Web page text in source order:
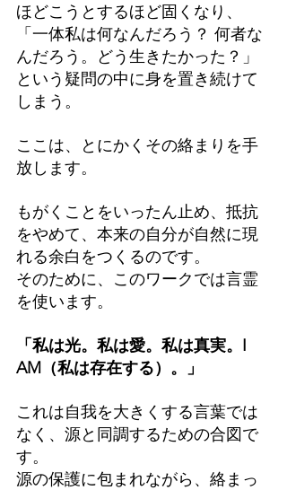
ほどこうとするほど固くなり、
「一体私は何なんだろう？ 何者な
んだろう。どう生きたかった？」
という疑問の中に身を置き続けて
しまう。
ここは、とにかくその絡まりを手
放します。
もがくことをいったん止め、抵抗
をやめて、本来の自分が自然に現
れる余白をつくるのです。
そのために、このワークでは言霊
を使います。
「私は光。私は愛。私は真実。I
AM（私は存在する）。」
これは自我を大きくする言葉では
なく、源と同調するための合図で
す。
源の保護に包まれながら、絡まっ